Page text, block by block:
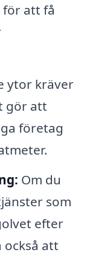
för att få
ytor kräver
gör att
företag
Om du
som
efter
också att